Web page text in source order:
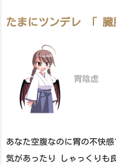
たまにツンデレ 「 臓
胃陰虚
あなた空腹なのに胃の不快
気があったり しゃっくりも